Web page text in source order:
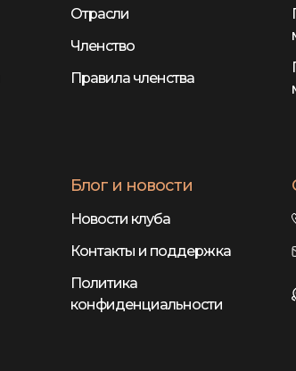
Отрасли
Членство
Правила членства
Блог и новости
Новости клуба
Контакты и поддержка
Политика
конфиденциальности